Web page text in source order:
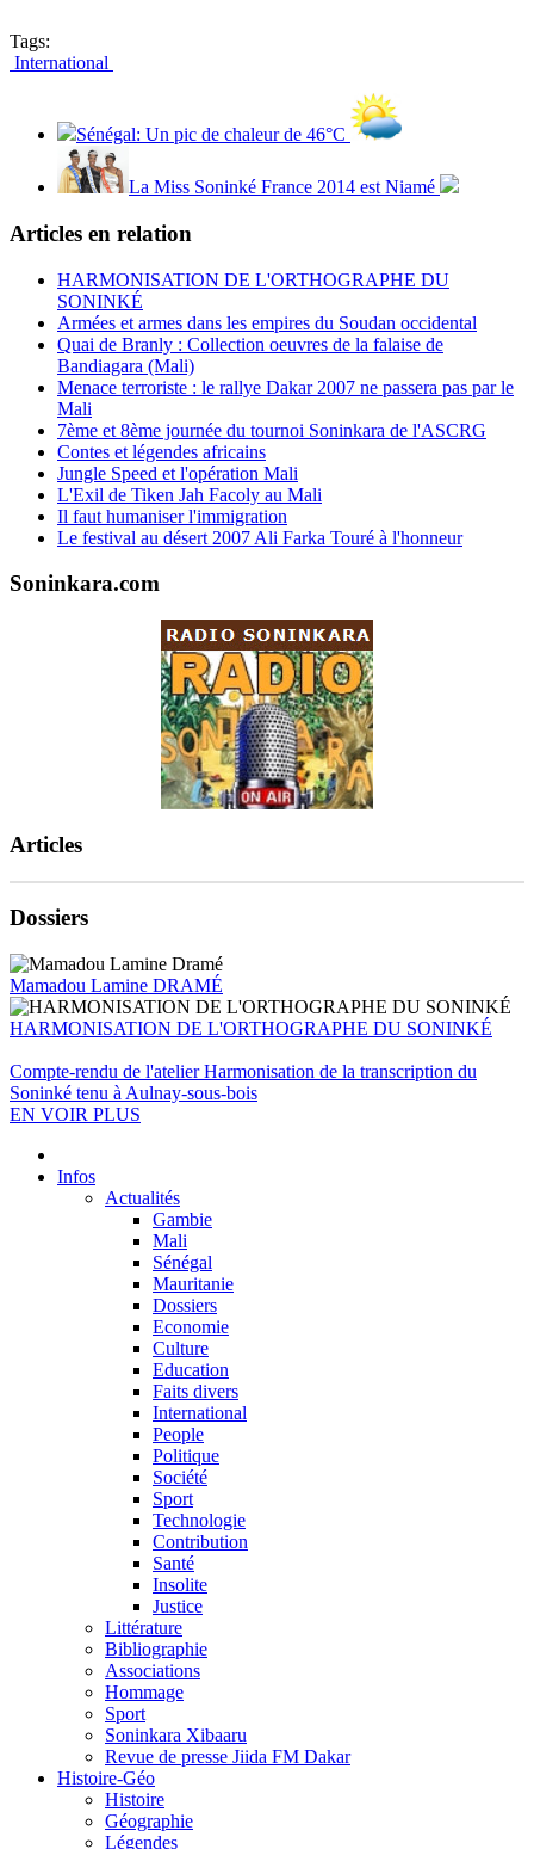
Tags:
International
Sénégal: Un pic de chaleur de 46°C
La Miss Soninké France 2014 est Niamé
Articles en relation
HARMONISATION DE L'ORTHOGRAPHE DU
SONINKÉ
Armées et armes dans les empires du Soudan occidental
Quai de Branly : Collection oeuvres de la falaise de
Bandiagara (Mali)
Menace terroriste : le rallye Dakar 2007 ne passera pas par le
Mali
7ème et 8ème journée du tournoi Soninkara de l'ASCRG
Contes et légendes africains
Jungle Speed et l'opération Mali
L'Exil de Tiken Jah Facoly au Mali
Il faut humaniser l'immigration
Le festival au désert 2007 Ali Farka Touré à l'honneur
Soninkara.com
Articles
Dossiers
Mamadou Lamine DRAMÉ
HARMONISATION DE L'ORTHOGRAPHE DU SONINKÉ
Compte-rendu de l'atelier Harmonisation de la transcription du
Soninké tenu à Aulnay-sous-bois
EN VOIR PLUS
Infos
Actualités
Gambie
Mali
Sénégal
Mauritanie
Dossiers
Economie
Culture
Education
Faits divers
International
People
Politique
Société
Sport
Technologie
Contribution
Santé
Insolite
Justice
Littérature
Bibliographie
Associations
Hommage
Sport
Soninkara Xibaaru
Revue de presse Jiida FM Dakar
Histoire-Géo
Histoire
Géographie
Légendes